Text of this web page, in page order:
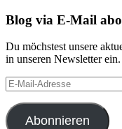
Blog via E-Mail
Du möchstest unsere
in unseren Newsletter ein.
E-
Mail-
Adresse
Abonnieren